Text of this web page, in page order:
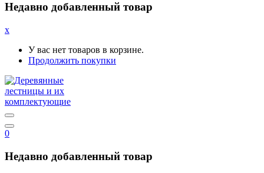
Недавно добавленный товар
x
У вас нет товаров в корзине.
Продолжить покупки
0
Недавно добавленный товар